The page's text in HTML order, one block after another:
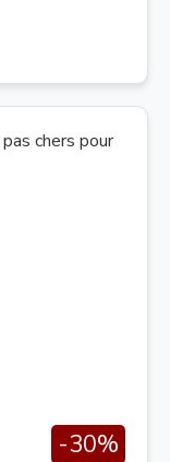
-30%